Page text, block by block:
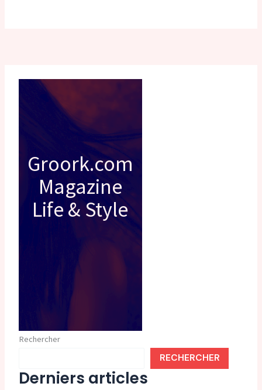
Groork.com
Magazine
Life & Style
Rechercher
RECHERCHER
Derniers articles